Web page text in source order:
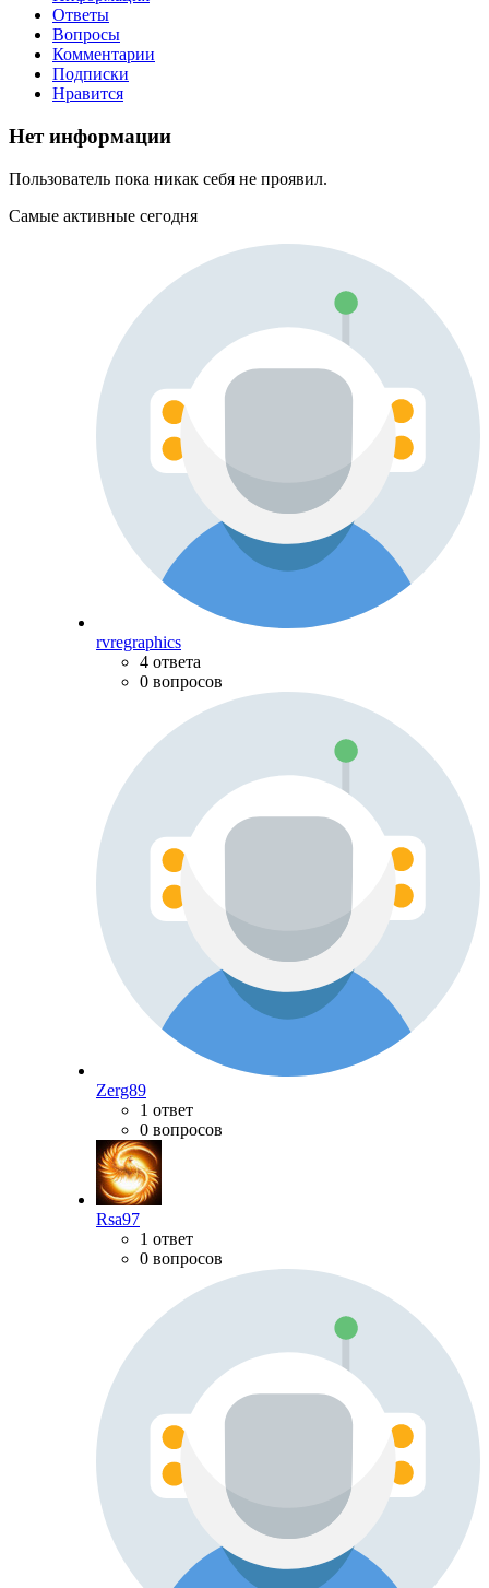
Ответы
Вопросы
Комментарии
Подписки
Нравится
Нет информации
Пользователь пока никак себя не проявил.
Самые активные сегодня
rvregraphics
4 ответа
0 вопросов
Zerg89
1 ответ
0 вопросов
Rsa97
1 ответ
0 вопросов